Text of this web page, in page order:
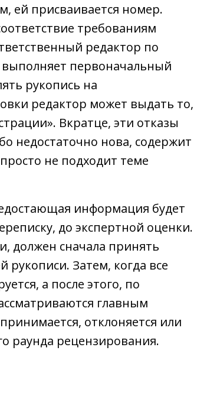
ей присваивается номер.
требованиям
редактор по
первоначальный
рукопись на
редактор может выдать то,
Вкратце, эти отказы
недостаточно нова, содержит
не подходит теме
информация будет
до экспертной оценки.
должен сначала принять
Затем, когда все
а после этого, по
главным
отклоняется или
раунда рецензирования.